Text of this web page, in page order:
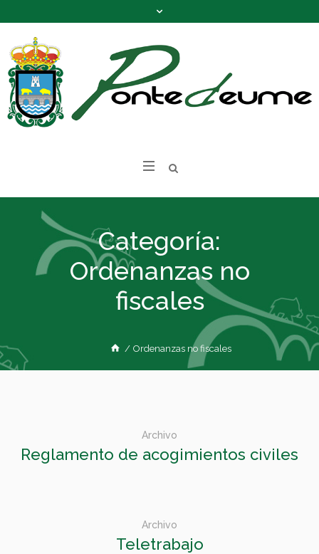
Categoría:
Ordenanzas no
fiscales
/ Ordenanzas no fiscales
Archivo
Reglamento de acogimientos civiles
Archivo
Teletrabajo